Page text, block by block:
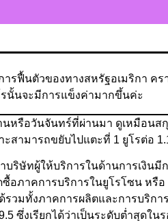
ารฟื้นตัวของทางสหรัฐอเมริกา ค
รนั้นจะมีการแข็งค่ามากขึ้นค่ะ
นหรือวันจันทร์ที่ผ่านมา ดูเหมือนส
ะสามารถขยับไปแตะที่ 1 ยูโรต่อ
บริษัทผู้ให้บริการในด้านการเงินมี
อภาคการบริการในยูโรโซน หรือ
รวมทั้งภาคการผลิตและการบริก
ซึ่งเรียกได้ว่าเป็นระดับต่ำสุดใน